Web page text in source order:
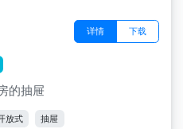
详情 下载
的抽屉
放式 抽屉